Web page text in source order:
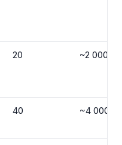
20 ~2 000
40 ~4 000